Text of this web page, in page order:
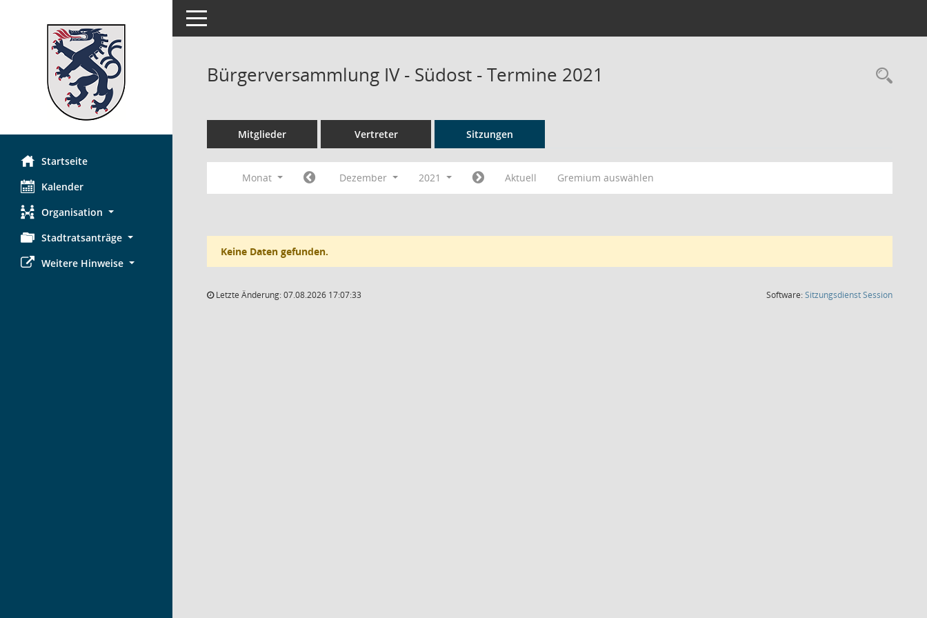
Startseite
Kalender
Organisation
Stadtratsanträge
Weitere Hinweise
Toggle navigation
Bürgerversammlung IV - Südost - Termine 2021
Mitglieder Vertreter Sitzungen
Monat Dezember 2021 Aktuell Gremium auswählen
Keine Daten gefunden.
Letzte Änderung: 07.08.2026 17:07:33 Software:SitzungsdienstSession(Wird in